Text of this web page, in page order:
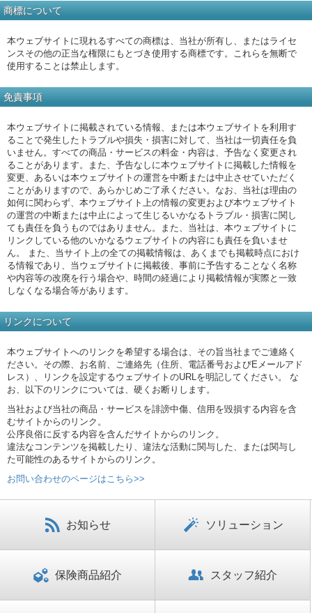
商標について
本ウェブサイトに現れるすべての商標は、当社が所有し、またはライセ
ンスその他の正当な権限にもとづき使用する商標です。これらを無断で
使用することは禁止します。
免責事項
本ウェブサイトに掲載されている情報、または本ウェブサイトを利用す
ることで発生したトラブルや損失・損害に対して、当社は一切責任を負
いません。すべての商品・サービスの料金・内容は、予告なく変更され
ることがあります。また、予告なしに本ウェブサイトに掲載した情報を
変更、あるいは本ウェブサイトの運営を中断または中止させていただく
ことがありますので、あらかじめご了承ください。なお、当社は理由の
如何に関わらず、本ウェブサイト上の情報の変更および本ウェブサイト
の運営の中断または中止によって生じるいかなるトラブル・損害に関し
ても責任を負うものではありません。また、当社は、本ウェブサイトに
リンクしている他のいかなるウェブサイトの内容にも責任を負いませ
ん。 また、当サイト上の全ての掲載情報は、あくまでも掲載時点におけ
る情報であり、当ウェブサイトに掲載後、事前に予告することなく名称
や内容等の改廃を行う場合や、時間の経過により掲載情報が実際と一致
しなくなる場合等があります。
リンクについて
本ウェブサイトへのリンクを希望する場合は、その旨当社までご連絡く
ださい。その際、お名前、ご連絡先（住所、電話番号およびEメールアド
レス）、リンクを設定するウェブサイトのURLを明記してください。 な
お、以下のリンクについては、硬くお断りします。
当社および当社の商品・サービスを誹謗中傷、信用を毀損する内容を含
むサイトからのリンク。
公序良俗に反する内容を含んだサイトからのリンク。
違法なコンテンツを掲載したり、違法な活動に関与した、または関与し
た可能性のあるサイトからのリンク。
お問い合わせのページはこちら>>
お知らせ ソリューション
保険商品紹介 スタッフ紹介